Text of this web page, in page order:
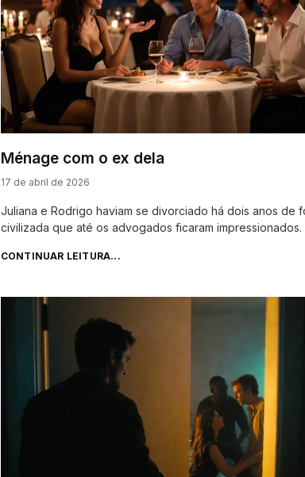
Ménage com o ex dela
17 de abril de 2026
Juliana e Rodrigo haviam se divorciado há dois anos de
civilizada que até os advogados ficaram impressionados.
CONTINUAR LEITURA...